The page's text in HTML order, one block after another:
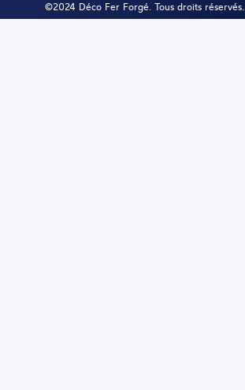
©2024 Déco Fer Forgé. Tous droits réservés.